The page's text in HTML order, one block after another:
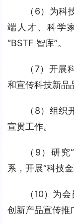
（6）为科
端人才、科学
“BSTF 智库”。
（7）开展
和宣传科技新品
（8）组织
宣贯工作。
（9）研
系，开展“科技
（10）为
创新产品宣传推